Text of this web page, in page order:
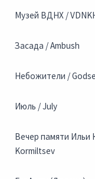
Музей ВДНХ /
Засада / Ambush
Небожители /
Июль / July
Вечер памяти Ильи
Kormiltsev